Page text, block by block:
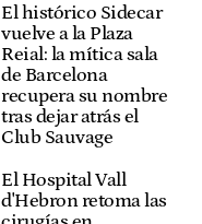
El histórico Sidecar
vuelve a la Plaza
Reial: la mítica sala
de Barcelona
recupera su nombre
tras dejar atrás el
Club Sauvage
El Hospital Vall
d'Hebron retoma las